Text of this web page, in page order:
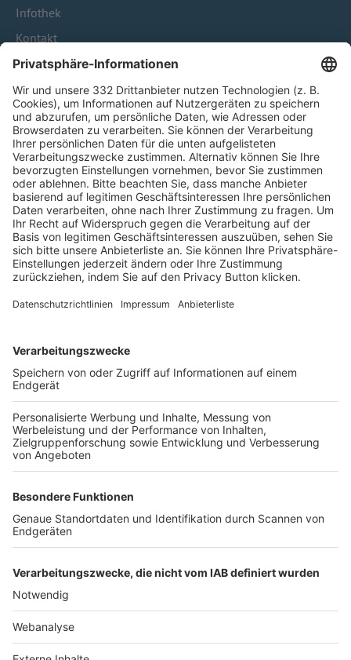
Infothek
Kontakt
HÄUFIG BESUCHTE SEITEN
Pässe und Vereinswechsel
Trainerausbildung
Schulungsangebot Vereinsmitarbeiter
BFV-Geschäftsstellen
Trainerbörse
Login SpielPlus
FOLGE DEM BFV
TOP-VEREINE
TOP-PARTNER
Nutzungsbedingungen Datenschutz Impressum